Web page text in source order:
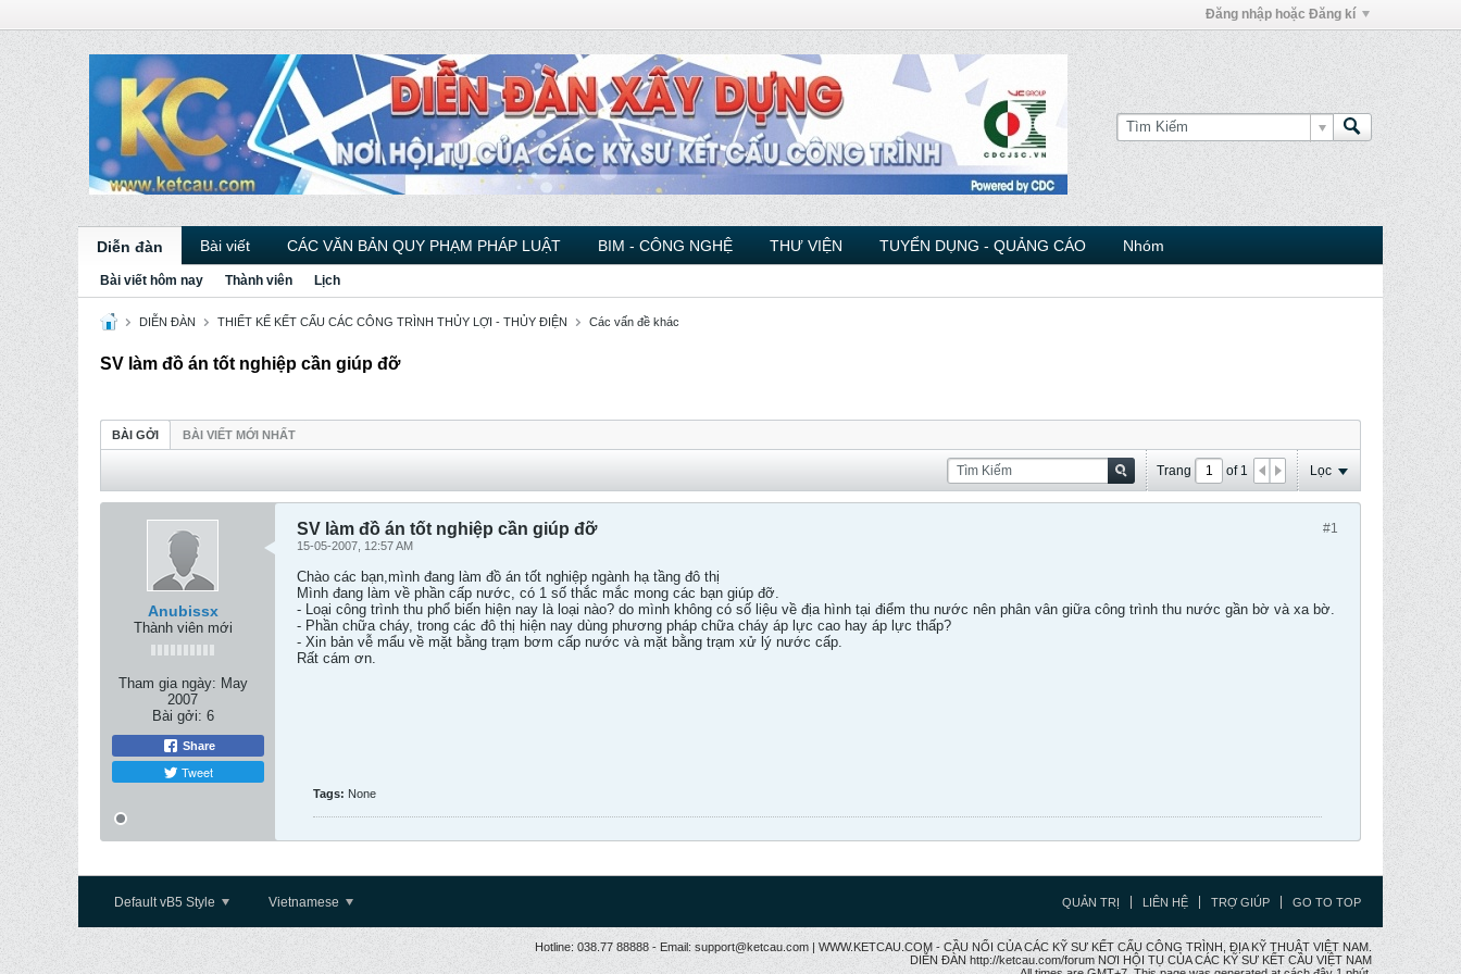
Đăng nhập hoặc Đăng kí
Diễn đàn Bài viết CÁC VĂN BẢN QUY PHẠM PHÁP LUẬT BIM - CÔNG NGHỆ THƯ VIỆN TUYỂN DỤNG - QUẢNG CÁO Nhóm
Bài viết hôm nay Thành viên Lịch
DIỄN ĐÀN THIẾT KẾ KẾT CẤU CÁC CÔNG TRÌNH THỦY LỢI - THỦY ĐIỆN Các vấn đề khác
SV làm đồ án tốt nghiệp cần giúp đỡ
BÀI GỞI BÀI VIẾT MỚI NHẤT
Trang of 1 Lọc
Anubissx
Thành viên mới
Tham gia ngày: May
2007
Bài gởi: 6
Share
Tweet
#1
SV làm đồ án tốt nghiệp cần giúp đỡ
15-05-2007, 12:57 AM
Chào các bạn,mình đang làm đồ án tốt nghiệp ngành hạ tầng đô thị
Mình đang làm về phần cấp nước, có 1 số thắc mắc mong các bạn giúp đỡ.
- Loại công trình thu phổ biến hiện nay là loại nào? do mình không có số liệu về địa hình tại điểm thu nước nên phân vân giữa công trình thu nước gần bờ và xa bờ.
- Phần chữa cháy, trong các đô thị hiện nay dùng phương pháp chữa cháy áp lực cao hay áp lực thấp?
- Xin bản vễ mẩu về mặt bằng trạm bơm cấp nước và mặt bằng trạm xử lý nước cấp.
Rất cám ơn.
Tags: None
Default vB5 Style Vietnamese QUẢN TRỊ LIÊN HỆ TRỢ GIÚP GO TO TOP
Hotline: 038.77 88888 - Email: support@ketcau.com | WWW.KETCAU.COM - CẦU NỐI CỦA CÁC KỸ SƯ KẾT CẤU CÔNG TRÌNH, ĐỊA KỸ THUẬT VIỆT NAM.
DIỄN ĐÀN http://ketcau.com/forum NƠI HỘI TỤ CỦA CÁC KỸ SƯ KẾT CÂU VIỆT NAM